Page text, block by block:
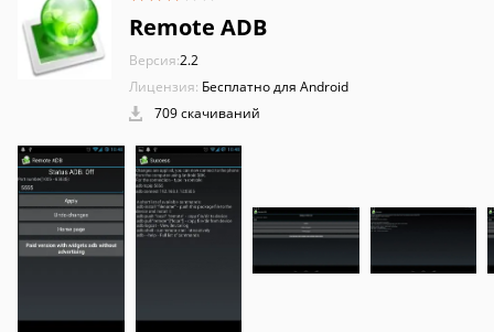
Remote ADB
Версия:2.2
Лицензия: Бесплатно для Android
709 скачиваний